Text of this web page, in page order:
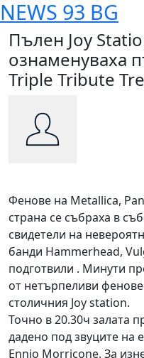
Skip
to
content
NEWS 93 BG
Пълен Joy
ознаменуваха
Triple Tribute
Фенове на Metallica,
страна се събраха в
свидетели на
банди Hammerhead,
подготвили . Минути
от нетърпеливи
столичния Joy station.
Точно в 20.30ч залата
дадено под звуците на
Ennio Morricone. За